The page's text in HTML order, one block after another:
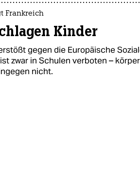
Frankreich
Kinder
gegen die Europäische
zwar in Schulen verboten –
nicht.